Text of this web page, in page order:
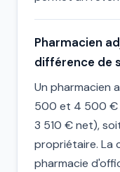
Pharmacien
différence de
Un pharmacien
500 et 4 500 €
3 510 € net),
propriétaire. La
pharmacie